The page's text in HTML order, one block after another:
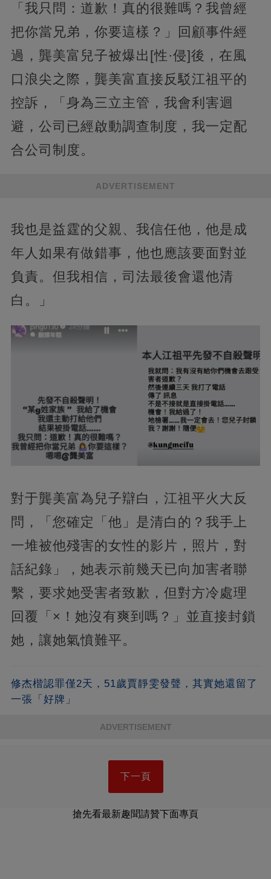
「我只問：道歉！真的很難嗎？我曾經
把你當兄弟，你要這樣？」回顧事件經
過，龔美富兒子被爆出[性·侵]後，在風
口浪尖之際，龔美富直接反駁江祖平的
控訴，「身為三立主管，我會利害迴
避，公司已經啟動調查制度，我一定配
合公司制度。
ADVERTISEMENT
我也是益霆的父親、我信任他，他是成
年人如果有做錯事，他也應該要面對並
負責。但我相信，司法最後會還他清
白。」
對于龔美富為兒子辯白，江祖平火大反
問，「您確定「他」是清白的？我手上
一堆被他殘害的女性的影片，照片，對
話紀錄」，她表示前幾天已向加害者聯
繫，要求她受害者致歉，但對方冷處理
回覆「×！她沒有爽到嗎？」並直接封鎖
她，讓她氣憤難平。
修杰楷認罪僅2天，51歲賈靜雯發聲，其實她還留了
一張「好牌」
ADVERTISEMENT
下一頁
搶先看最新趣聞請贊下面專頁